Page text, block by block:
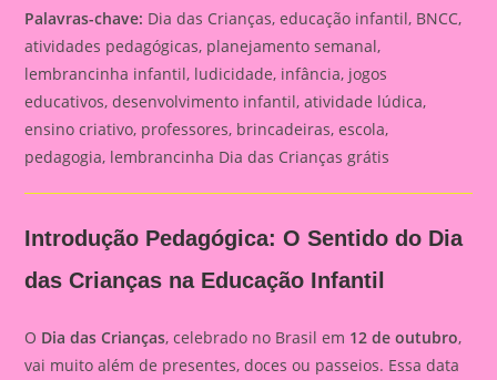
Palavras-chave: Dia das Crianças, educação infantil, BNCC,
atividades pedagógicas, planejamento semanal,
lembrancinha infantil, ludicidade, infância, jogos
educativos, desenvolvimento infantil, atividade lúdica,
ensino criativo, professores, brincadeiras, escola,
pedagogia, lembrancinha Dia das Crianças grátis
Introdução Pedagógica: O Sentido do Dia
das Crianças na Educação Infantil
O Dia das Crianças, celebrado no Brasil em 12 de outubro,
vai muito além de presentes, doces ou passeios. Essa data